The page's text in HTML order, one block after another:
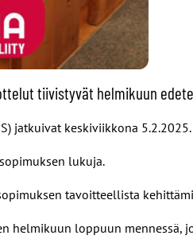
tiivistyvät helmikuun
jatkuivat keskiviikkona
lukuja.
tavoitteellista
helmikuun loppuun mennessä,